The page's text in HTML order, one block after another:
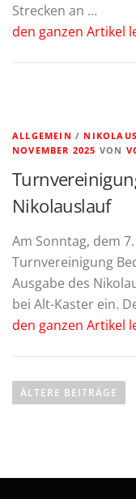
Strecken an …
den ganzen Artikel
ALLGEMEIN /
NOVEMBER 2025 VON
Nikolauslauf
Am Sonntag, dem
Turnvereinigung
Ausgabe des
bei Alt-Kaster ein.
den ganzen Artikel
e
i
ÄLTERE BEITRÄGE